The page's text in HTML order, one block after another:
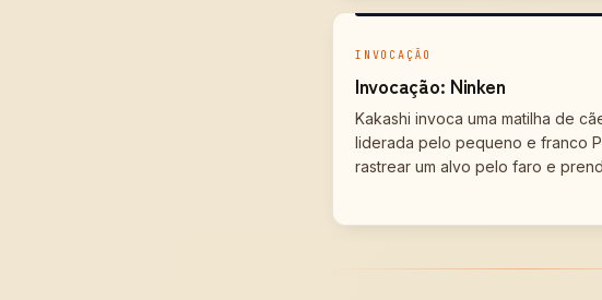
INVOCAÇÃO
Invocação: Ninken
Kakashi invoca uma matilha de
liderada pelo pequeno e franco
rastrear um alvo pelo faro e